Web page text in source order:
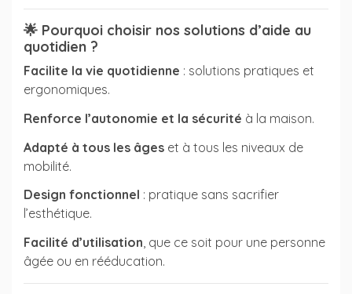
🌟 Pourquoi choisir nos solutions d’aide au
quotidien ?
Facilite la vie quotidienne : solutions pratiques et
ergonomiques.
Renforce l’autonomie et la sécurité à la maison.
Adapté à tous les âges et à tous les niveaux de
mobilité.
Design fonctionnel : pratique sans sacrifier
l’esthétique.
Facilité d’utilisation, que ce soit pour une personne
âgée ou en rééducation.